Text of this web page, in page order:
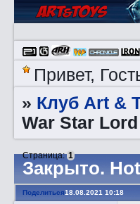
Привет,
» Клуб Art &
War Star Lord
Закрытo.
Страница:1
Поделиться18.08.2021 10:18